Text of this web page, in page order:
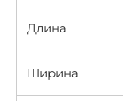
Длина
Ширина